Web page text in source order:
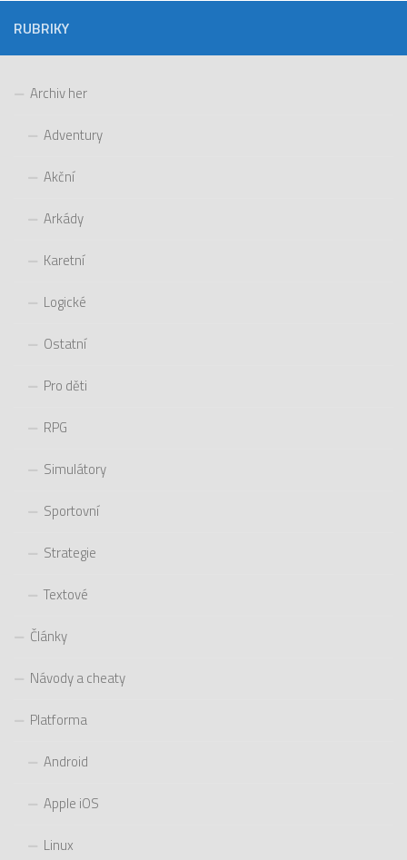
RUBRIKY
Archiv her
Adventury
Akční
Arkády
Karetní
Logické
Ostatní
Pro děti
RPG
Simulátory
Sportovní
Strategie
Textové
Články
Návody a cheaty
Platforma
Android
Apple iOS
Linux